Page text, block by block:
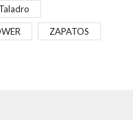
Taladro
ZAPATOS